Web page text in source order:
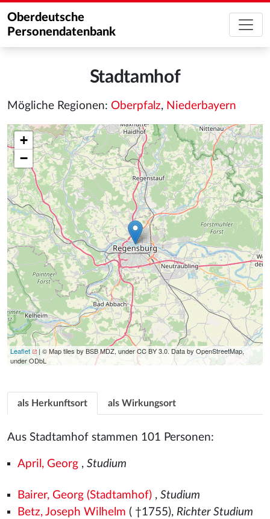
Oberdeutsche
Personendatenbank
Stadtamhof
Mögliche Regionen: Oberpfalz, Niederbayern
+
−
Leaflet
| © Map tiles by BSB MDZ, under CC BY 3.0. Data by OpenStreetMap,
under ODbL
als Herkunftsort als Wirkungsort
Aus Stadtamhof stammen 101 Personen:
April, Georg, Studium
Bairer, Georg (Stadtamhof), Studium
Betz, Joseph Wilhelm ( †1755), Richter Studium